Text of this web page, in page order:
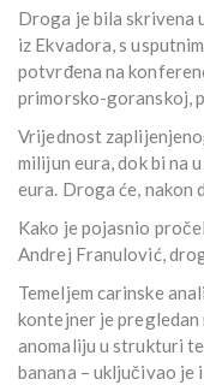
Droga je bila skrivena
iz Ekvadora, s
potvrđena na
primorsko-goranskoj,
Vrijednost
milijun eura, dok bi na
eura. Droga će, nakon
Kako je pojasnio
Andrej Franulović,
Temeljem carinske
kontejner je pregledan
anomaliju u strukturi
banana – uključivao je